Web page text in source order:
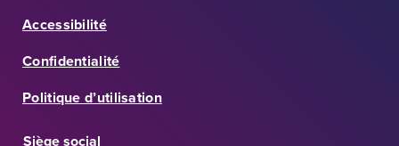
Accessibilité
Confidentialité
Politique d’utilisation
Siège social